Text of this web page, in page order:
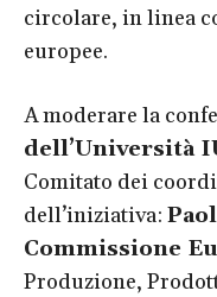
circolare, in linea
europee.
A moderare la
dell’Università
Comitato dei
dell’iniziativa:
Commissione
Produzione,